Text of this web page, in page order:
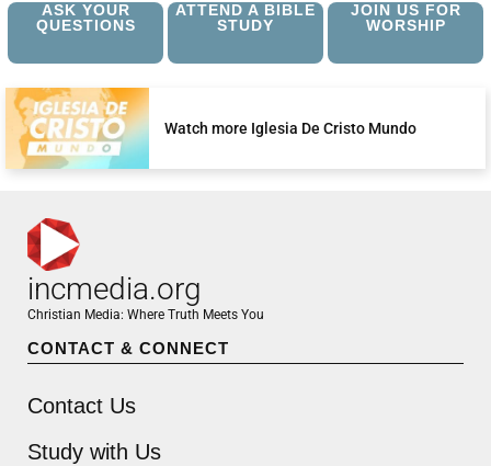
ASK YOUR
QUESTIONS
ATTEND A BIBLE
STUDY
JOIN US FOR
WORSHIP
Watch more Iglesia De Cristo Mundo
incmedia.org
Christian Media: Where Truth Meets You
CONTACT & CONNECT
Contact Us
Study with Us